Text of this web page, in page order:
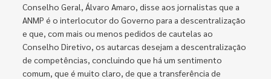
Conselho Geral, Álvaro Amaro, disse aos jornalistas que a
ANMP é o interlocutor do Governo para a descentralização
e que, com mais ou menos pedidos de cautelas ao
Conselho Diretivo, os autarcas desejam a descentralização
de competências, concluindo que há um sentimento
comum, que é muito claro, de que a transferência de